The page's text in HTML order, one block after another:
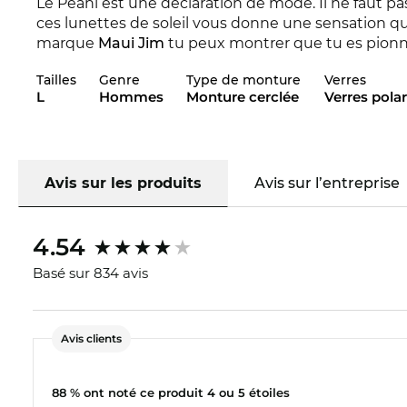
ces lunettes de soleil vous donne une sensation
marque Maui Jim tu peux montrer que tu es
collectionnes de la marque Maui Jim de 2016 et
Grâce à la technologie des reflets de lumière
Que ce soit sur la route ou sur la piste, non
pouvons garantir la date de livraison. Dans notre
Tailles
L
Genre
Hommes
Type de monture
Monture cerclée
Verres
Verres
Avis sur les produits Avis sur l’entreprise
4.54
Basé sur 834 avis
Avis clients
88 % ont noté ce produit 4 ou 5 étoiles